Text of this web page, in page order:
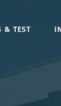
& TEST